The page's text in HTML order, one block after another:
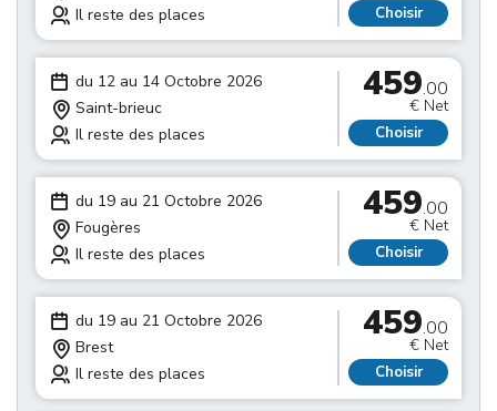
Il reste des places
Choisir
du 12 au 14 Octobre 2026
Saint-brieuc
Il reste des places
459.00
€ Net
Choisir
du 19 au 21 Octobre 2026
Fougères
Il reste des places
459.00
€ Net
Choisir
du 19 au 21 Octobre 2026
Brest
Il reste des places
459.00
€ Net
Choisir